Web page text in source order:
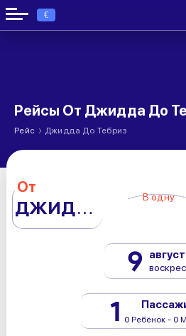
€
Рейсы От Джидда До
Рейс › Джидда До Тебриз
От
ДЖИДДА В одну
9 август
1 0 Ребёнок - 0